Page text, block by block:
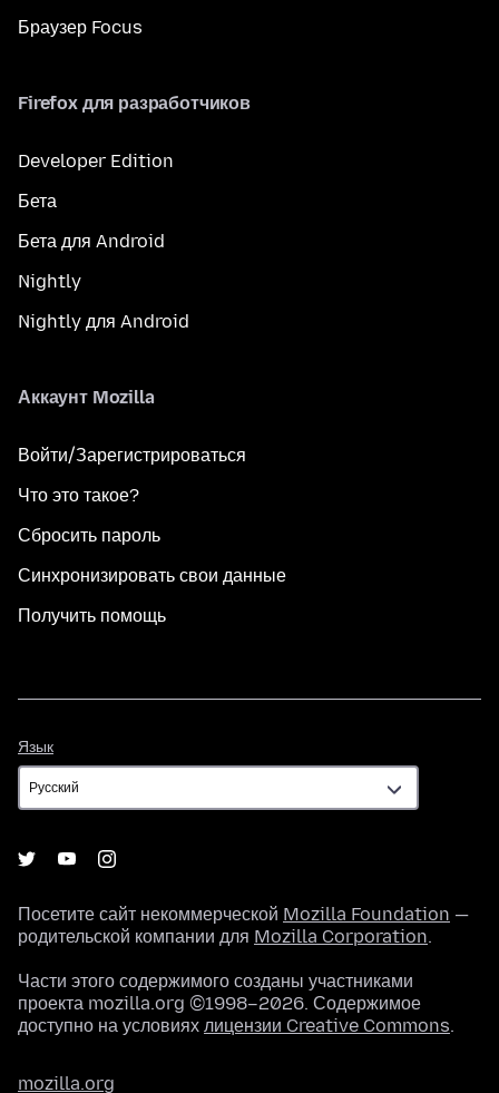
Браузер Focus
Firefox для разработчиков
Developer Edition
Бета
Бета для Android
Nightly
Nightly для Android
Аккаунт Mozilla
Войти/Зарегистрироваться
Что это такое?
Сбросить пароль
Синхронизировать свои данные
Получить помощь
Язык
Посетите сайт некоммерческой Mozilla Foundation —
родительской компании для Mozilla Corporation.
Части этого содержимого созданы участниками
проекта mozilla.org ©1998–2026. Содержимое
доступно на условиях лицензии Creative Commons.
mozilla.org